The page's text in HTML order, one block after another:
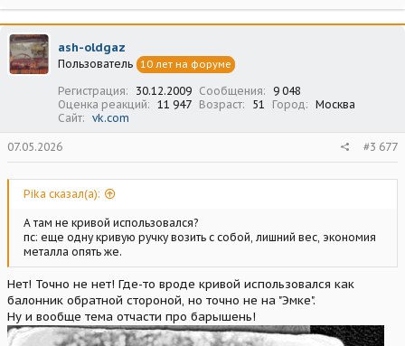
а
к
ц
и
и
ash-oldgaz
Пользователь 10 лет на форуме
Регистрация 30.12.2009 Сообщения
9 048
Оценка реакций
11 947 Возраст 51 Город
Москва
Сайт
vk.com
07.05.2026 #3 677
Pika сказал(а):
А там не кривой использовался?
пс: еще одну кривую ручку возить с собой, лишний вес, экономия
металла опять же.
Нет! Точно не нет! Где-то вроде кривой использовался как
балонник обратной стороной, но точно не на "Эмке".
Ну и вообще тема отчасти про барышень!